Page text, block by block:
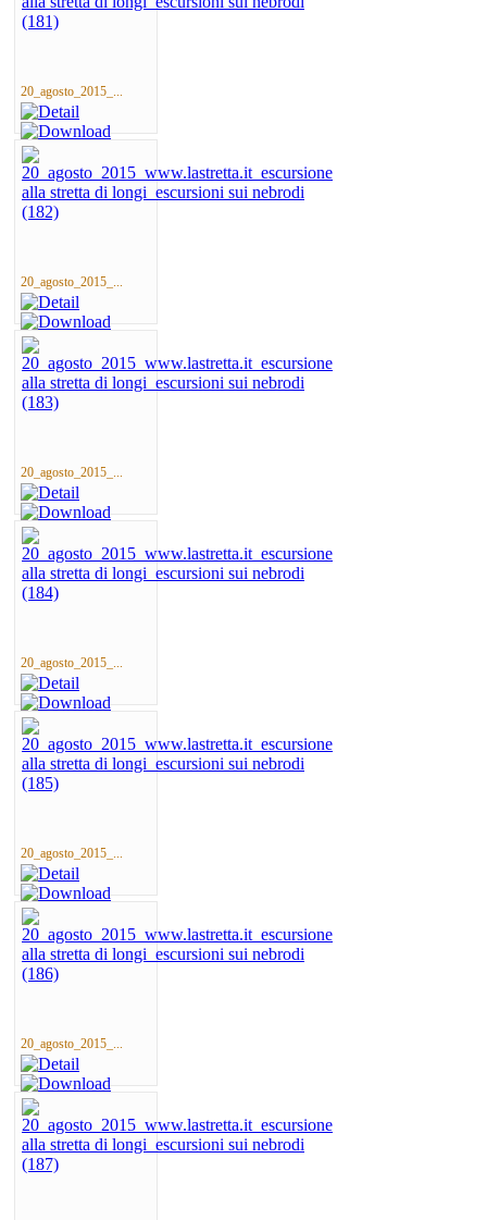
20_agosto_2015_...
20_agosto_2015_...
20_agosto_2015_...
20_agosto_2015_...
20_agosto_2015_...
20_agosto_2015_...